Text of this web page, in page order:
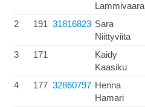
Lammivaara
2 191 31816823 Sara
Niittyviita
3 171
Kaidy
Kaasiku
4 177 32860797 Henna
Hamari